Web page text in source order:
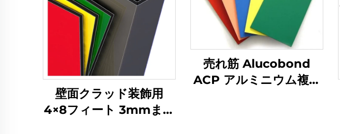
壁面クラッド装飾用
4×8フィート 3mmまた
売れ筋 Alucobond
ACP アルミニウム複合